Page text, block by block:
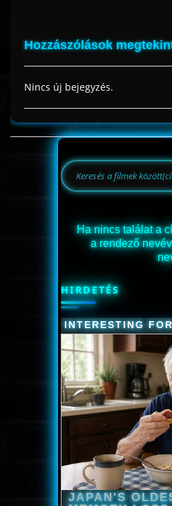
Hozzászólások
Nincs új bejegyzés.
Ha nincs találat a
a rendező
HIRDETÉS